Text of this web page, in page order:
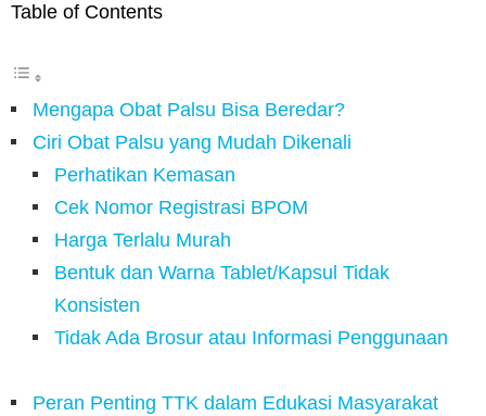
Table of Contents
Mengapa Obat Palsu Bisa Beredar?
Ciri Obat Palsu yang Mudah Dikenali
Perhatikan Kemasan
Cek Nomor Registrasi BPOM
Harga Terlalu Murah
Bentuk dan Warna Tablet/Kapsul Tidak
Konsisten
Tidak Ada Brosur atau Informasi Penggunaan
Peran Penting TTK dalam Edukasi Masyarakat